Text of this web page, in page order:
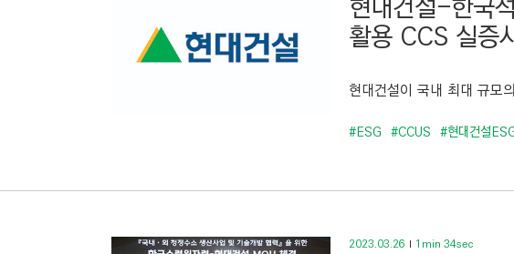
현대건설-한국
활용 CCS 실증
현대건설이 국내 최대 규모
#ESG #CCUS #현대건설
2023.03.26 1min 34sec